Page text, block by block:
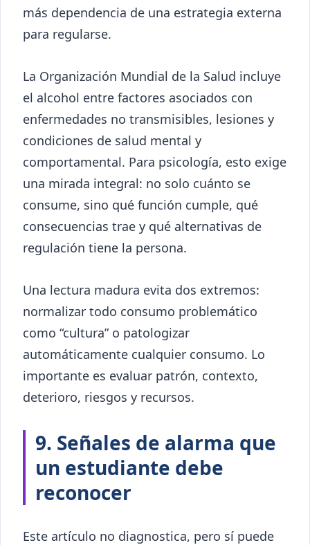
más dependencia de una estrategia externa
para regularse.
La Organización Mundial de la Salud incluye
el alcohol entre factores asociados con
enfermedades no transmisibles, lesiones y
condiciones de salud mental y
comportamental. Para psicología, esto exige
una mirada integral: no solo cuánto se
consume, sino qué función cumple, qué
consecuencias trae y qué alternativas de
regulación tiene la persona.
Una lectura madura evita dos extremos:
normalizar todo consumo problemático
como “cultura” o patologizar
automáticamente cualquier consumo. Lo
importante es evaluar patrón, contexto,
deterioro, riesgos y recursos.
9. Señales de alarma que
un estudiante debe
reconocer
Este artículo no diagnostica, pero sí puede